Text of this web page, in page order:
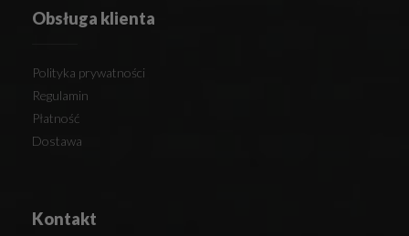
Obsługa klienta
Polityka prywatności
Regulamin
Płatność
Dostawa
Kontakt